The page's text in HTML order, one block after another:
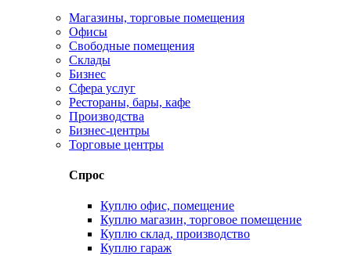
Магазины, торговые помещения
Офисы
Свободные помещения
Склады
Бизнес
Сфера услуг
Рестораны, бары, кафе
Производства
Бизнес-центры
Торговые центры
Спрос
Куплю офис, помещение
Куплю магазин, торговое помещение
Куплю склад, производство
Куплю гараж